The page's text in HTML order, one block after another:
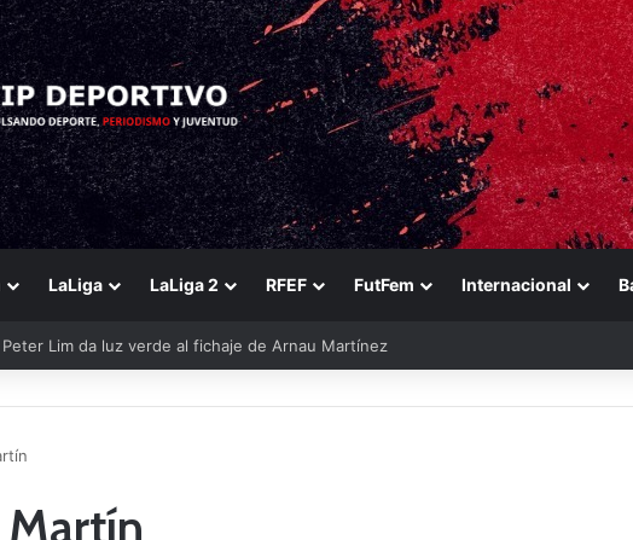
LaLiga LaLiga 2 RFEF FutFem Internacional
Peter Lim da luz verde al fichaje de Arnau Martínez